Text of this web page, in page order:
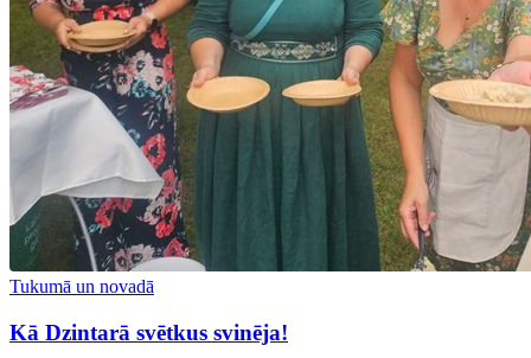
Tukumā un novadā
Kā Dzintarā svētkus svinēja!